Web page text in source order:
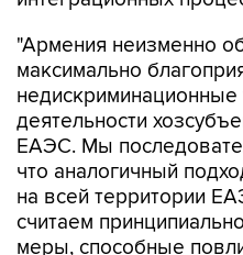
"Армения неизменно
максимально
недискриминационные
деятельности
ЕАЭС. Мы
что аналогичный
на всей территории
считаем
меры, способные